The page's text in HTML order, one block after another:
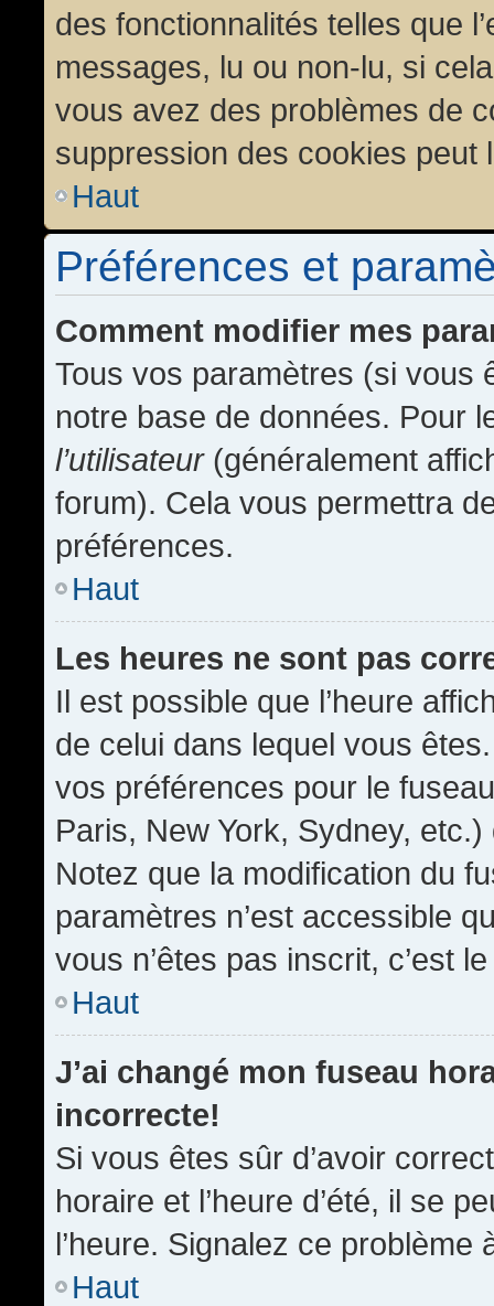
des fonctionnalités telles que
messages, lu ou non-lu, si
vous avez des problèmes de
suppression des cookies peut
Haut
Préférences et
Comment modifier mes
Tous vos paramètres (si vous
notre base de données. Pour
l’utilisateur(généralement
forum). Cela vous permettra
préférences.
Haut
Les heures ne sont pas
Il est possible que l’heure
de celui dans lequel vous
vos préférences pour le
Paris, New York, Sydney,
Notez que la modification du
paramètres n’est accessible
vous n’êtes pas inscrit, c’est
Haut
J’ai changé mon fuseau
incorrecte!
Si vous êtes sûr d’avoir
horaire et l’heure d’été, il se
l’heure. Signalez ce problème
Haut